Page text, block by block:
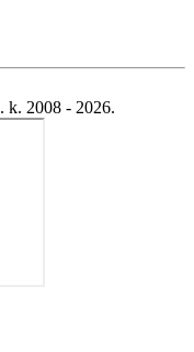
k. 2008 - 2026.